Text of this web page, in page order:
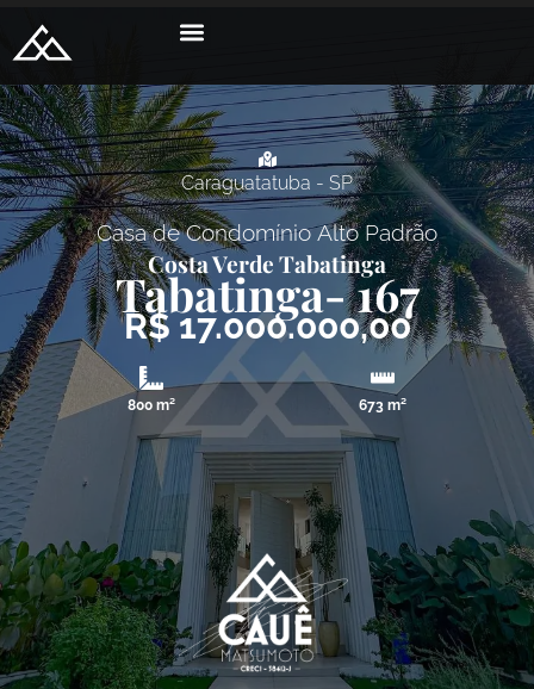
Caraguatatuba - SP
Casa de Condomínio Alto Padrão
Costa Verde Tabatinga
Tabatinga- 167
R$ 17.000.000,00
800 m² 673 m²